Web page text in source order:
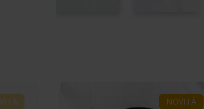
NOVITÀ